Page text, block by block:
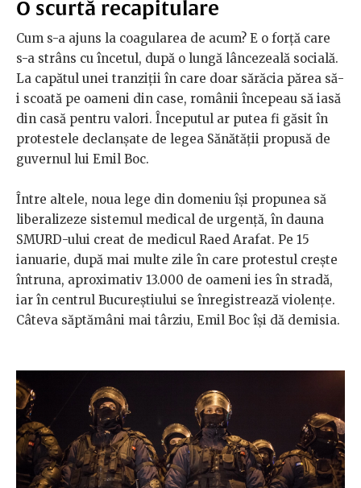
O scurtă recapitulare
Cum s-a ajuns la coagularea de acum? E o forță care
s-a strâns cu încetul, după o lungă lâncezeală socială.
La capătul unei tranziții în care doar sărăcia părea să-
i scoată pe oameni din case, românii începeau să iasă
din casă pentru valori. Începutul ar putea fi găsit în
protestele declanșate de legea Sănătății propusă de
guvernul lui Emil Boc.
Între altele, noua lege din domeniu își propunea să
liberalizeze sistemul medical de urgență, în dauna
SMURD-ului creat de medicul Raed Arafat. Pe 15
ianuarie, după mai multe zile în care protestul crește
întruna, aproximativ 13.000 de oameni ies în stradă,
iar în centrul Bucureștiului se înregistrează violențe.
Câteva săptămâni mai târziu, Emil Boc își dă demisia.